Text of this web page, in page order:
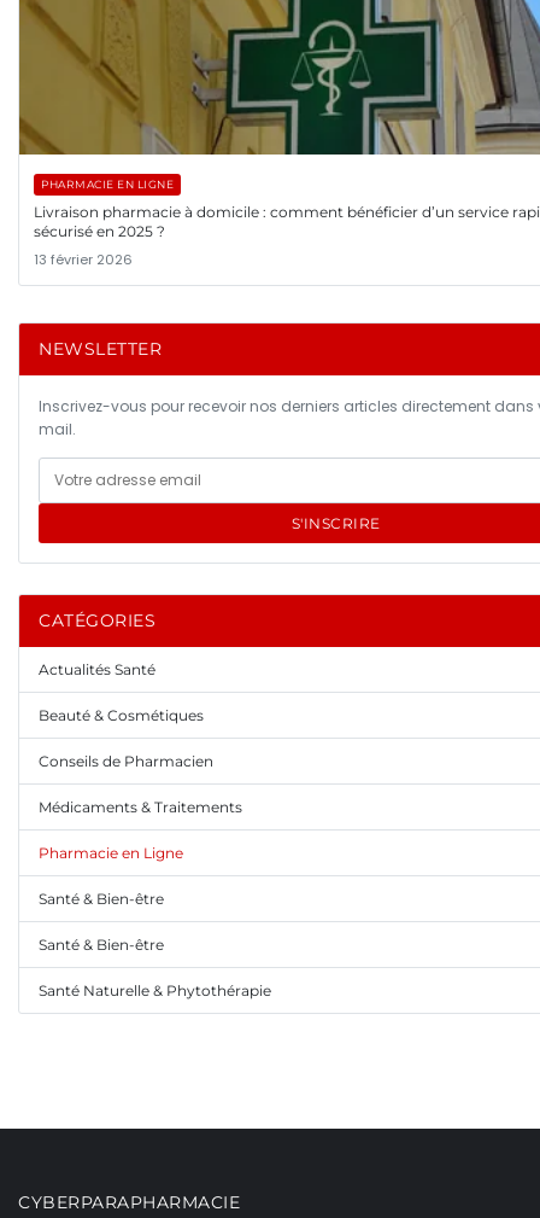
PHARMACIE EN LIGNE
Livraison pharmacie à domicile : comment bénéficier d’un service
sécurisé en 2025 ?
13 février 2026
NEWSLETTER
Inscrivez-vous pour recevoir nos derniers articles directement dans
mail.
S'INSCRIRE
CATÉGORIES
Actualités Santé
Beauté & Cosmétiques
Conseils de Pharmacien
Médicaments & Traitements
Pharmacie en Ligne
Santé & Bien-être
Santé & Bien-être
Santé Naturelle & Phytothérapie
CYBERPARAPHARMACIE